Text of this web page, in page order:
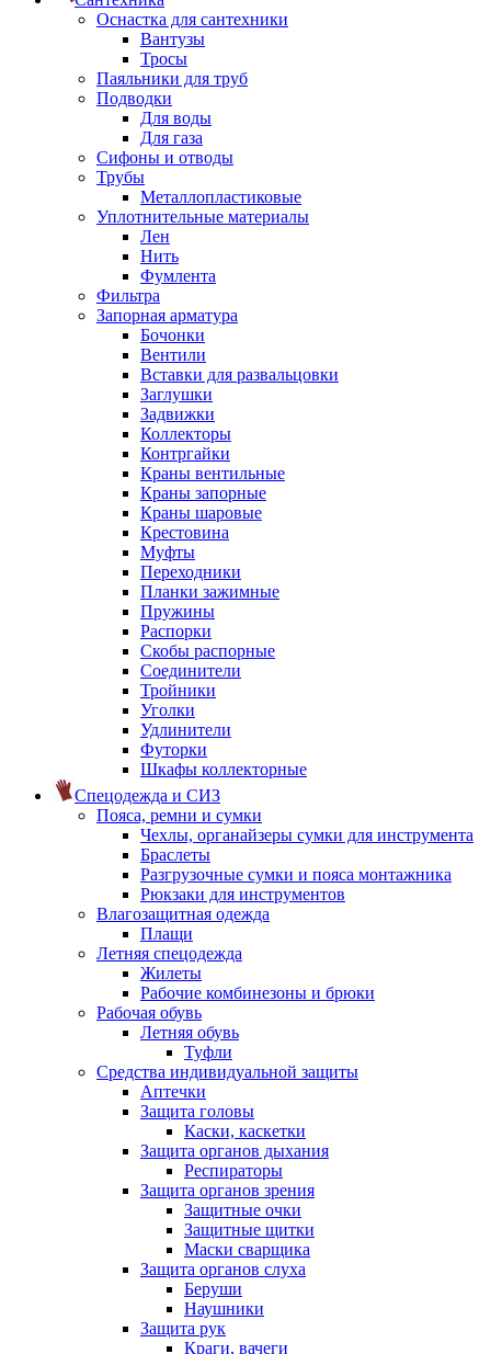
Оснастка для сантехники
Вантузы
Тросы
Паяльники для труб
Подводки
Для воды
Для газа
Сифоны и отводы
Трубы
Металлопластиковые
Уплотнительные материалы
Лен
Нить
Фумлента
Фильтра
Запорная арматура
Бочонки
Вентили
Вставки для развальцовки
Заглушки
Задвижки
Коллекторы
Контргайки
Краны вентильные
Краны запорные
Краны шаровые
Крестовина
Муфты
Переходники
Планки зажимные
Пружины
Распорки
Скобы распорные
Соединители
Тройники
Уголки
Удлинители
Футорки
Шкафы коллекторные
Спецодежда и СИЗ
Пояса, ремни и сумки
Чехлы, органайзеры сумки для инструмента
Браслеты
Разгрузочные сумки и пояса монтажника
Рюкзаки для инструментов
Влагозащитная одежда
Плащи
Летняя спецодежда
Жилеты
Рабочие комбинезоны и брюки
Рабочая обувь
Летняя обувь
Туфли
Средства индивидуальной защиты
Аптечки
Защита головы
Каски, каскетки
Защита органов дыхания
Респираторы
Защита органов зрения
Защитные очки
Защитные щитки
Маски сварщика
Защита органов слуха
Беруши
Наушники
Защита рук
Краги, вачеги